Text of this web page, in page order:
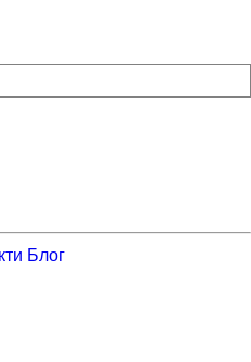
Блог